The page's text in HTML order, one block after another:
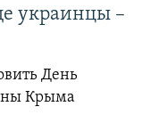
украинцы –
День
Крыма